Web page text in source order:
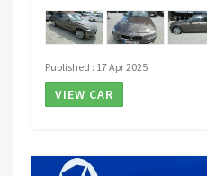
Published : 17 Apr 2025
VIEW CAR